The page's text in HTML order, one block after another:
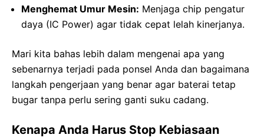
Menghemat Umur Mesin: Menjaga chip pengatur
daya (IC Power) agar tidak cepat lelah kinerjanya.
Mari kita bahas lebih dalam mengenai apa yang
sebenarnya terjadi pada ponsel Anda dan bagaimana
langkah pengerjaan yang benar agar baterai tetap
bugar tanpa perlu sering ganti suku cadang.
Kenapa Anda Harus Stop Kebiasaan